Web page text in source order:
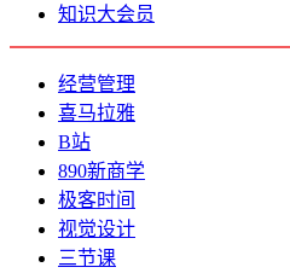
知识大会员
经营管理
喜马拉雅
B站
890新商学
极客时间
视觉设计
三节课